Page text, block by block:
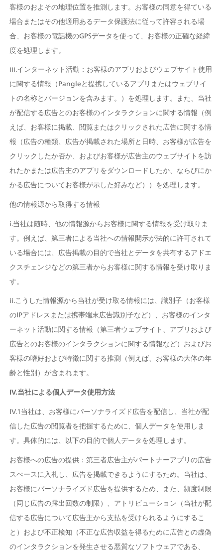
客様のおよその地理位置を推測します。お客様の同意を得ている
場合またはその他適用あるデータ保護法に従って許容される場
合、お客様の電話機のGPSデータを使って、お客様の正確な経緯
度を処理します。
iii.インターネット活動：お客様のアプリおよびウェブサイト使用
に関する情報（Pangleと提携しているアプリまたはウェブサイ
トの名称とバージョンを含みます。）を処理します。また、当社
が配信する広告とのお客様のインタラクションに関する情報（例
えば、お客様に掲載、閲覧またはクリックされた広告に関する情
報（広告の種類、広告が掲載された場所と日時、お客様が広告を
クリックしたか否か、およびお客様が広告主のウェブサイトを訪
れたかまたは広告主のアプリをダウンロードしたか、ならびにか
かる広告についてお客様が示した好みなど））を処理します。
他の情報源から取得する情報
i.当社は随時、他の情報源からお客様に関する情報を受け取りま
す。例えば、第三者による当社への情報開示が法的に許可されて
いる場合には、広告掲載の目的で当社とデータを共有するアドエ
クスチェンジなどの第三者からお客様に関する情報を受け取りま
す。
ii.こうした情報源から当社が受け取る情報には、識別子（お客様
のIPアドレスまたは携帯端末広告識別子など）、お客様のインタ
ーネット活動に関する情報（第三者ウェブサイト、アプリおよび
広告とのお客様のインタラクションに関する情報など）およびお
客様の嗜好および特徴に関する推測（例えば、お客様の大体の年
齢と性別）が含まれます。
IV.当社による個人データ使用方法
IV.1当社は、お客様にパーソナライズド広告を配信し、当社が配
信した広告の閲覧者を把握するために、個人データを使用しま
す。具体的には、以下の目的で個人データを処理します。
お客様への広告の提供：第三者広告主がパートナーアプリの広告
スぺースに入札し、広告を掲載できるようにするため。当社は、
お客様にパーソナライズド広告を提供するため、また、頻度制限
（同じ広告の露出回数の制限）、アトリビューション（当社が配
信する広告について広告主から支払を受けられるようにするこ
と）および不正検知（不正な広告収益を得るために広告との虚偽
のインタラクションを発生させる悪質なソフトウェアである、